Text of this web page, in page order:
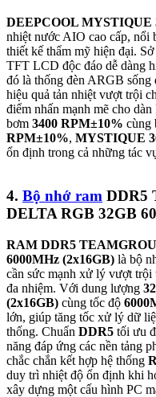
DEEPCOOL MYSTIQUE
nhiệt nước AIO cao cấp, nổi
thiết kế thẩm mỹ hiện đại.
TFT LCD độc đáo dễ dàng
đó là thống đèn ARGB sống
hiệu quả tản nhiệt vượt trội
điểm nhấn mạnh mẽ cho
bơm 3400 RPM±10% cùng
RPM±10%, MYSTIQUE
ổn định trong cả những tác
4. Bộ nhớ ram DDR5
DELTA RGB 32GB
RAM DDR5
6000MHz (2x16GB) là bộ
cần sức mạnh xử lý vượt trội
đa nhiệm. Với dung lượng
(2x16GB) cùng tốc độ
lớn, giúp tăng tốc xử lý dữ
thống. Chuẩn DDR5 tối ưu
năng đáp ứng các nền tảng
chắc chắn kết hợp hệ thống
duy trì nhiệt độ ổn định khi
xây dựng một cấu hình PC